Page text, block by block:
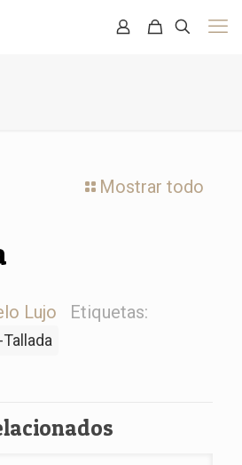
Mostrar todo
Lujo Etiquetas:
Tallada